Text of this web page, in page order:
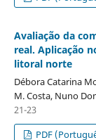
Avaliação da
real. Aplicação
litoral norte
Débora Catarina
M. Costa, Nuno
21-23
PDF